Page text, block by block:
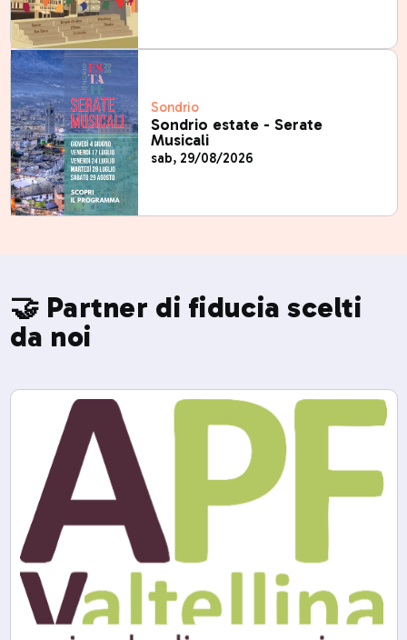
Sondrio
Sondrio estate - Serate
Musicali
sab, 29/08/2026
🤝 Partner di fiducia scelti
da noi